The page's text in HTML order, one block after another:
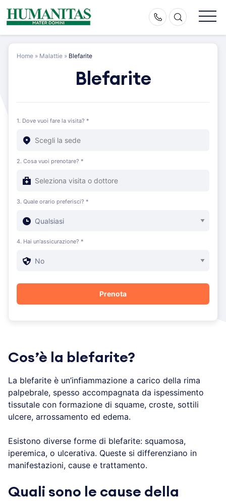
Skip
to
Home » Malattie » Blefarite
Blefarite
1. Dove vuoi fare la visita? *
2. Cosa vuoi prenotare? *
3. Quale orario preferisci? *
4. Hai un'assicurazione? *
Cos’è la blefarite?
La blefarite è un’infiammazione a carico della rima
palpebrale, spesso accompagnata da ispessimento
tissutale con formazione di squame, croste, sottili
ulcere, arrossamento ed edema.
Esistono diverse forme di blefarite: squamosa,
iperemica, o ulcerativa. Queste si differenziano in
manifestazioni, cause e trattamento.
Quali sono le cause della